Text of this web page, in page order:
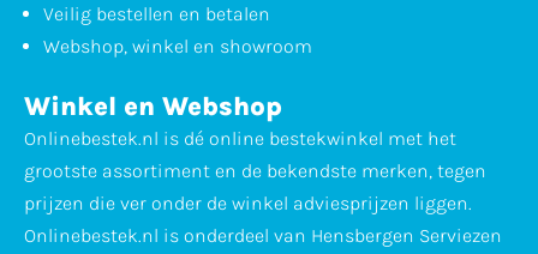
Veilig bestellen en betalen
Webshop, winkel en showroom
Winkel en Webshop
Onlinebestek.nl is dé online bestekwinkel met het
grootste assortiment en de bekendste merken, tegen
prijzen die ver onder de winkel adviesprijzen liggen.
Onlinebestek.nl is onderdeel van Hensbergen Serviezen